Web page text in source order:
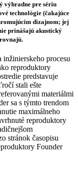
výhradne pre sériu
technológie (čakajúce
dizajnom; jej
prinášajú akustický
inžinierskeho procesu
reproduktory
predstavuje
stali ešte
materiálmi
sa s týmto trendom
maximálneho
reproduktory
stránok časopisu
Founder